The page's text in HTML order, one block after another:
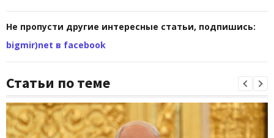
Не пропусти другие интересные статьи, подпишись:
bigmir)net в facebook
Статьи по теме